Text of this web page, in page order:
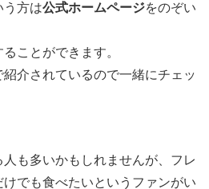
う方は公式ホームページをのぞい
ことができます。
介されているので一緒にチェッ
も多いかもしれませんが、フレ
でも食べたいというファンがい